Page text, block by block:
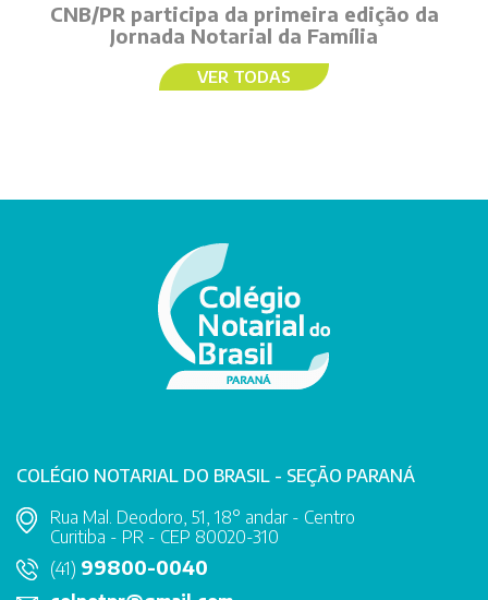
CNB/PR participa da primeira edição da
Jornada Notarial da Família
VER TODAS
COLÉGIO NOTARIAL DO BRASIL - SEÇÃO PARANÁ
Rua Mal. Deodoro, 51, 18° andar - Centro
Curitiba - PR - CEP 80020-310
(41) 99800-0040